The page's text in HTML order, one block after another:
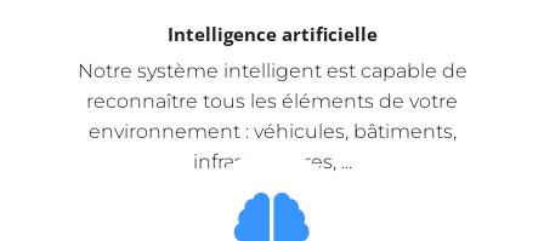
Intelligence artificielle
Notre système intelligent est capable de
reconnaître tous les éléments de votre
environnement : véhicules, bâtiments,
infrastructures, ...